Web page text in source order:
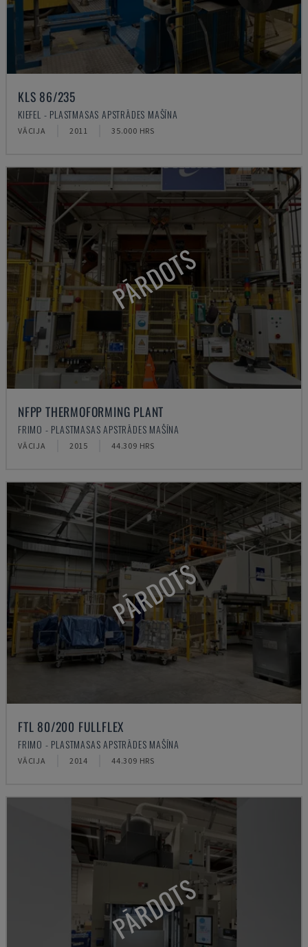
KLS 86/235
KIEFEL - PLASTMASAS APSTRĀDES MAŠĪNA
VĀCIJA 2011 35.000 HRS
PĀRDOTS
NFPP THERMOFORMING PLANT
FRIMO - PLASTMASAS APSTRĀDES MAŠĪNA
VĀCIJA 2015 44.309 HRS
PĀRDOTS
FTL 80/200 FULLFLEX
FRIMO - PLASTMASAS APSTRĀDES MAŠĪNA
VĀCIJA 2014 44.309 HRS
PĀRDOTS